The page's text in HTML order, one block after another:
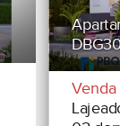
5.3 - 30%
MENSAIS,
NASVenda